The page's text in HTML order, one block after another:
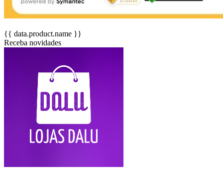
{{ data.product.name }}
Receba novidades